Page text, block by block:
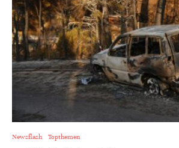
Newsflash Topthemen